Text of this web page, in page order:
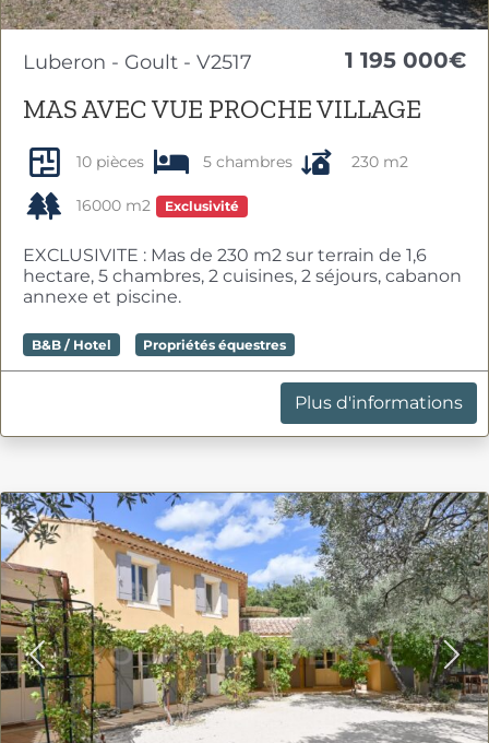
Luberon - Goult - V2517 1 195 000€
MAS AVEC VUE PROCHE VILLAGE
10 pièces 5 chambres 230 m2
16000 m2 Exclusivité
EXCLUSIVITE : Mas de 230 m2 sur terrain de 1,6
hectare, 5 chambres, 2 cuisines, 2 séjours, cabanon
annexe et piscine.
B&B / Hotel Propriétés équestres
Plus d'informations
Previous